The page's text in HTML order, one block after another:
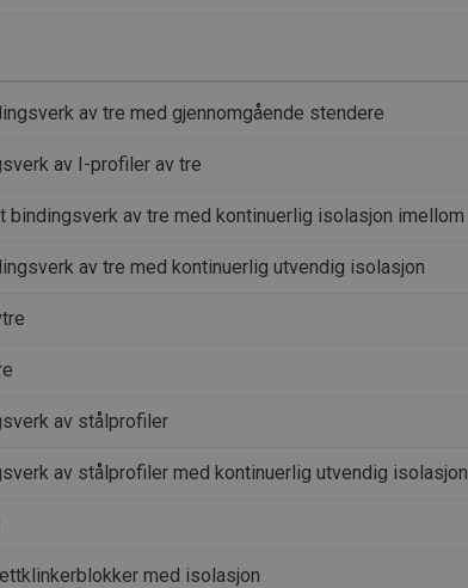
av tre med gjennomgående stendere
av I-profiler av tre
bindingsverk av tre med kontinuerlig isolasjon imellom
av tre med kontinuerlig utvendig isolasjon
av stålprofiler
av stålprofiler med kontinuerlig utvendig isolasjon
med isolasjon